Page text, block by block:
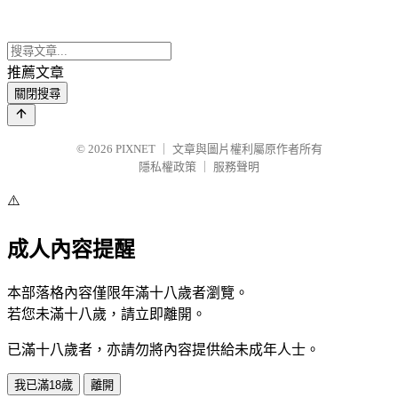
推薦文章
關閉搜尋
© 2026 PIXNET
文章與圖片權利屬原作者所有
隱私權政策
服務聲明
⚠️
成人內容提醒
本部落格內容僅限年滿十八歲者瀏覽。
若您未滿十八歲，請立即離開。
已滿十八歲者，亦請勿將內容提供給未成年人士。
我已滿18歲 離開